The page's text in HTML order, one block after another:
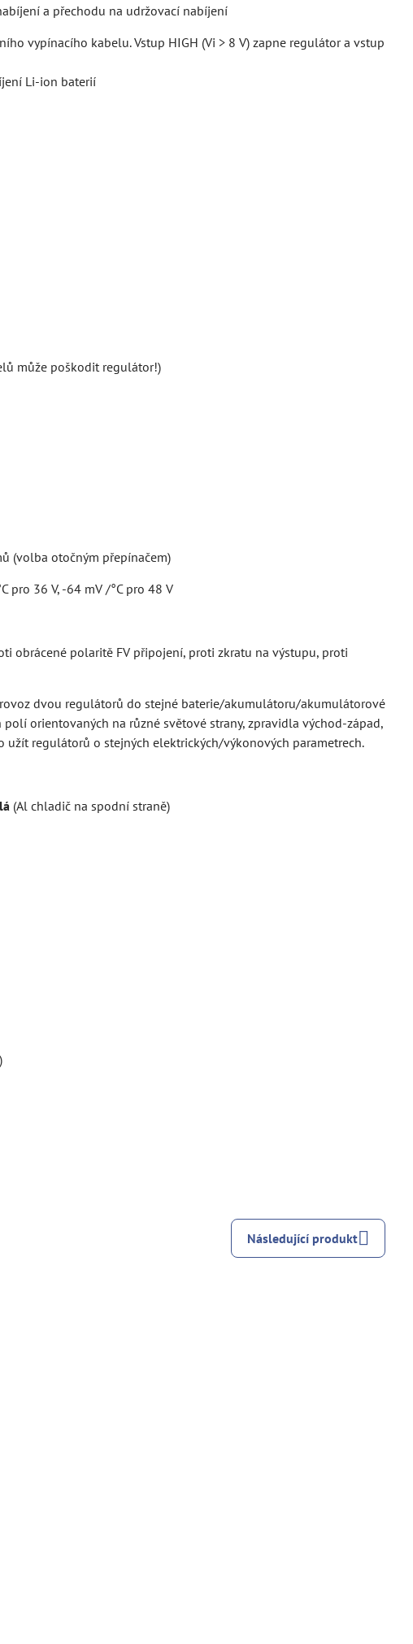
a přechodu na udržovací nabíjení
vypínacího kabelu. Vstup HIGH (Vi > 8 V) zapne regulátor a vstup
Li-ion baterií
může poškodit regulátor!)
(volba otočným přepínačem)
pro 36 V, -64 mV /°C pro 48 V
obrácené polaritě FV připojení, proti zkratu na výstupu, proti
dvou regulátorů do stejné baterie/akumulátoru/akumulátorové
orientovaných na různé světové strany, zpravidla východ-západ,
regulátorů o stejných elektrických/výkonových parametrech.
(Al chladič na spodní straně)
Následující produkt